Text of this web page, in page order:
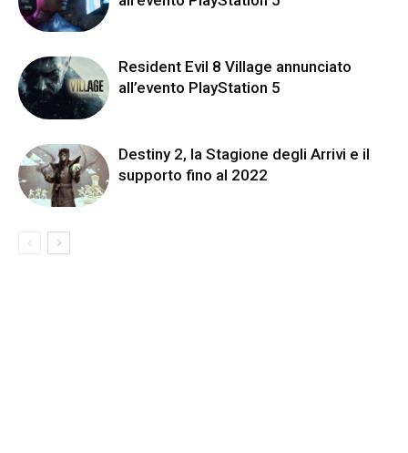
Resident Evil 8 Village annunciato
all’evento PlayStation 5
Destiny 2, la Stagione degli Arrivi e il
supporto fino al 2022